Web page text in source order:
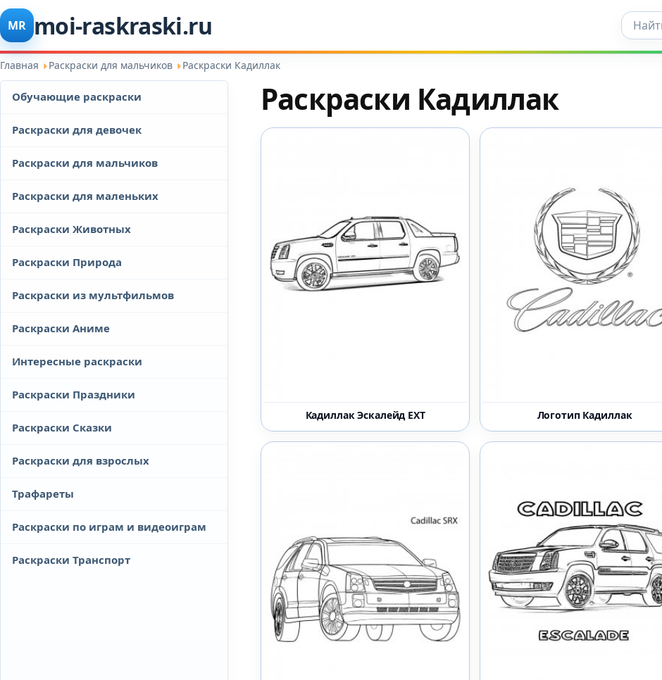
MR moi-raskraski.ru Искать...
Главная Раскраски для мальчиков Раскраски Кадиллак
Обучающие раскраски
Раскраски для девочек
Раскраски для мальчиков
Раскраски для маленьких
Раскраски Животных
Раскраски Природа
Раскраски из мультфильмов
Раскраски Аниме
Интересные раскраски
Раскраски Праздники
Раскраски Сказки
Раскраски для взрослых
Трафареты
Раскраски по играм и видеоиграм
Раскраски Транспорт
Раскраски Кадиллак
Кадиллак Эскалейд EXT Логотип Кадиллак